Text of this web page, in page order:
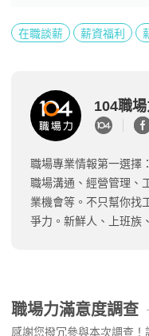
在職談薪 薪資福利
104職場
職場專業情報第一選擇
職場溝通、經營管理、
業機會等。不只幫你找
爭力。新鮮人、上班族
職場力滿意度調查
感謝您撥冗參與本次調查